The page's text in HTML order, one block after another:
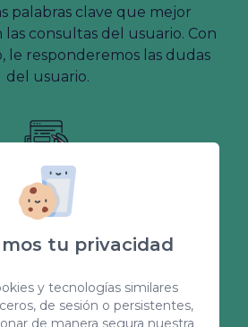
tu privacidad
y tecnologías similares
de sesión o persistentes,
de manera segura nuestra
palabras clave que mejor
consultas del usuario. Con
le responderemos las dudas
del usuario.
de contenidos
y alemán
para llegar a los usuarios de
pierdas la oportunidad y aspira